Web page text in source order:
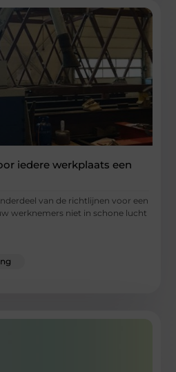
iedere werkplaats een
van de richtlijnen voor een
werknemers niet in schone lucht